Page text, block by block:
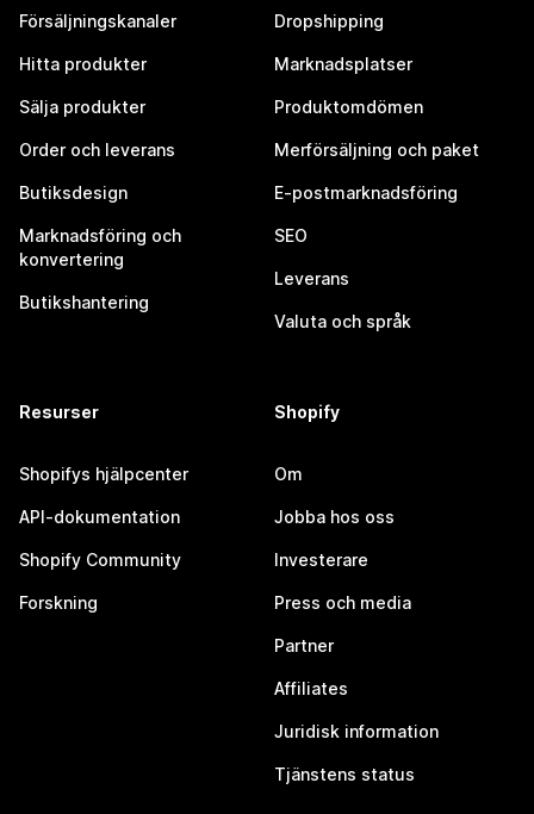
Försäljningskanaler
Hitta produkter
Sälja produkter
Order och leverans
Butiksdesign
Marknadsföring och
konvertering
Butikshantering
Dropshipping
Marknadsplatser
Produktomdömen
Merförsäljning och paket
E-postmarknadsföring
SEO
Leverans
Valuta och språk
Resurser
Shopifys hjälpcenter
API-dokumentation
Shopify Community
Forskning
Shopify
Om
Jobba hos oss
Investerare
Press och media
Partner
Affiliates
Juridisk information
Tjänstens status